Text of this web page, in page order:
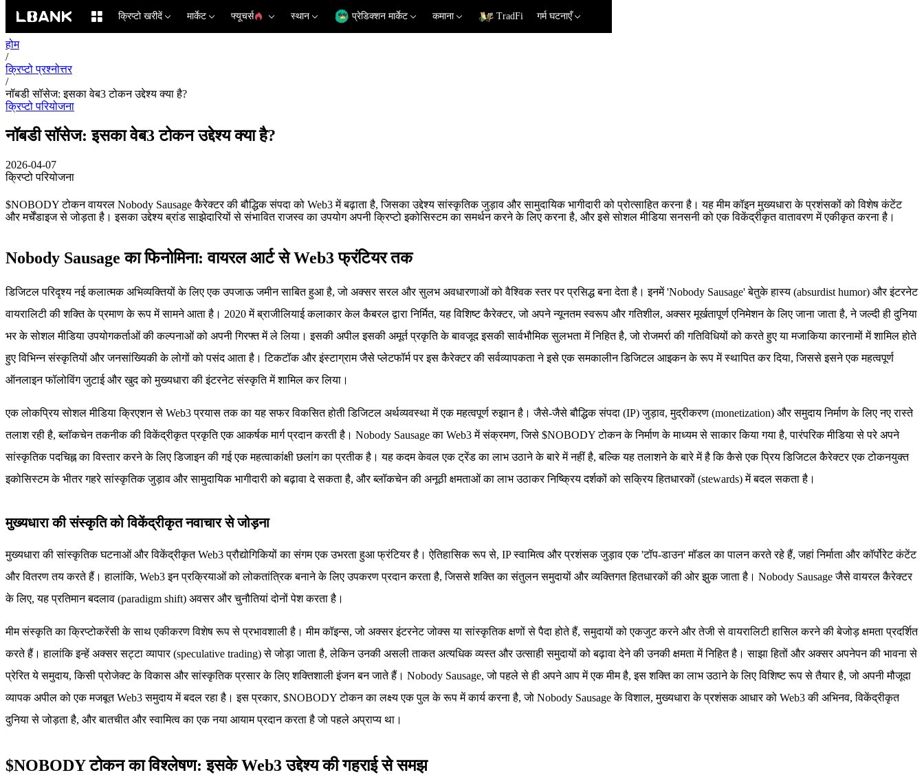
क्रिप्टो खरीदें मार्केट फ्यूचर्स स्थान प्रेडिक्शन मार्केट कमाना TradFi गर्म घटनाएँ
होम
/
क्रिप्टो प्रश्नोत्तर
/
नॉबडी सॉसेज: इसका वेब3 टोकन उद्देश्य क्या है?
क्रिप्टो परियोजना
नॉबडी सॉसेज: इसका वेब3 टोकन उद्देश्य क्या है?
2026-04-07
क्रिप्टो परियोजना
$NOBODY टोकन वायरल Nobody Sausage कैरेक्टर की बौद्धिक संपदा को Web3 में बढ़ाता है, जिसका उद्देश्य सांस्कृतिक जुड़ाव और सामुदायिक भागीदारी को प्रोत्साहित करना है। यह मीम कॉइन मुख्यधारा के प्रशंसकों को विशेष कंटेंट
और मर्चेंडाइज से जोड़ता है। इसका उद्देश्य ब्रांड साझेदारियों से संभावित राजस्व का उपयोग अपनी क्रिप्टो इकोसिस्टम का समर्थन करने के लिए करना है, और इसे सोशल मीडिया सनसनी को एक विकेंद्रीकृत वातावरण में एकीकृत करना है।
Nobody Sausage का फिनोमिना: वायरल आर्ट से Web3 फ्रंटियर तक
डिजिटल परिदृश्य नई कलात्मक अभिव्यक्तियों के लिए एक उपजाऊ जमीन साबित हुआ है, जो अक्सर सरल और सुलभ अवधारणाओं को वैश्विक स्तर पर प्रसिद्ध बना देता है। इनमें 'Nobody Sausage' बेतुके हास्य (absurdist humor) और इंटरनेट
वायरालिटी की शक्ति के प्रमाण के रूप में सामने आता है। 2020 में ब्राजीलियाई कलाकार केल कैबरल द्वारा निर्मित, यह विशिष्ट कैरेक्टर, जो अपने न्यूनतम स्वरूप और गतिशील, अक्सर मूर्खतापूर्ण एनिमेशन के लिए जाना जाता है, ने जल्दी ही दुनिया
भर के सोशल मीडिया उपयोगकर्ताओं की कल्पनाओं को अपनी गिरफ्त में ले लिया। इसकी अपील इसकी अमूर्त प्रकृति के बावजूद इसकी सार्वभौमिक सुलभता में निहित है, जो रोजमर्रा की गतिविधियों को करते हुए या मजाकिया कारनामों में शामिल होते
हुए विभिन्न संस्कृतियों और जनसांख्यिकी के लोगों को पसंद आता है। टिकटॉक और इंस्टाग्राम जैसे प्लेटफॉर्म पर इस कैरेक्टर की सर्वव्यापकता ने इसे एक समकालीन डिजिटल आइकन के रूप में स्थापित कर दिया, जिससे इसने एक महत्वपूर्ण
ऑनलाइन फॉलोविंग जुटाई और खुद को मुख्यधारा की इंटरनेट संस्कृति में शामिल कर लिया।
एक लोकप्रिय सोशल मीडिया क्रिएशन से Web3 प्रयास तक का यह सफर विकसित होती डिजिटल अर्थव्यवस्था में एक महत्वपूर्ण रुझान है। जैसे-जैसे बौद्धिक संपदा (IP) जुड़ाव, मुद्रीकरण (monetization) और समुदाय निर्माण के लिए नए रास्ते
तलाश रही है, ब्लॉकचेन तकनीक की विकेंद्रीकृत प्रकृति एक आकर्षक मार्ग प्रदान करती है। Nobody Sausage का Web3 में संक्रमण, जिसे $NOBODY टोकन के निर्माण के माध्यम से साकार किया गया है, पारंपरिक मीडिया से परे अपने
सांस्कृतिक पदचिह्न का विस्तार करने के लिए डिजाइन की गई एक महत्वाकांक्षी छलांग का प्रतीक है। यह कदम केवल एक ट्रेंड का लाभ उठाने के बारे में नहीं है, बल्कि यह तलाशने के बारे में है कि कैसे एक प्रिय डिजिटल कैरेक्टर एक टोकनयुक्त
इकोसिस्टम के भीतर गहरे सांस्कृतिक जुड़ाव और सामुदायिक भागीदारी को बढ़ावा दे सकता है, और ब्लॉकचेन की अनूठी क्षमताओं का लाभ उठाकर निष्क्रिय दर्शकों को सक्रिय हितधारकों (stewards) में बदल सकता है।
मुख्यधारा की संस्कृति को विकेंद्रीकृत नवाचार से जोड़ना
मुख्यधारा की सांस्कृतिक घटनाओं और विकेंद्रीकृत Web3 प्रौद्योगिकियों का संगम एक उभरता हुआ फ्रंटियर है। ऐतिहासिक रूप से, IP स्वामित्व और प्रशंसक जुड़ाव एक 'टॉप-डाउन' मॉडल का पालन करते रहे हैं, जहां निर्माता और कॉर्पोरेट कंटेंट
और वितरण तय करते हैं। हालांकि, Web3 इन प्रक्रियाओं को लोकतांत्रिक बनाने के लिए उपकरण प्रदान करता है, जिससे शक्ति का संतुलन समुदायों और व्यक्तिगत हितधारकों की ओर झुक जाता है। Nobody Sausage जैसे वायरल कैरेक्टर
के लिए, यह प्रतिमान बदलाव (paradigm shift) अवसर और चुनौतियां दोनों पेश करता है।
मीम संस्कृति का क्रिप्टोकरेंसी के साथ एकीकरण विशेष रूप से प्रभावशाली है। मीम कॉइन्स, जो अक्सर इंटरनेट जोक्स या सांस्कृतिक क्षणों से पैदा होते हैं, समुदायों को एकजुट करने और तेजी से वायरालिटी हासिल करने की बेजोड़ क्षमता प्रदर्शित
करते हैं। हालांकि इन्हें अक्सर सट्टा व्यापार (speculative trading) से जोड़ा जाता है, लेकिन उनकी असली ताकत अत्यधिक व्यस्त और उत्साही समुदायों को बढ़ावा देने की उनकी क्षमता में निहित है। साझा हितों और अक्सर अपनेपन की भावना से
प्रेरित ये समुदाय, किसी प्रोजेक्ट के विकास और सांस्कृतिक प्रसार के लिए शक्तिशाली इंजन बन जाते हैं। Nobody Sausage, जो पहले से ही अपने आप में एक मीम है, इस शक्ति का लाभ उठाने के लिए विशिष्ट रूप से तैयार है, जो अपनी मौजूदा
व्यापक अपील को एक मजबूत Web3 समुदाय में बदल रहा है। इस प्रकार, $NOBODY टोकन का लक्ष्य एक पुल के रूप में कार्य करना है, जो Nobody Sausage के विशाल, मुख्यधारा के प्रशंसक आधार को Web3 की अभिनव, विकेंद्रीकृत
दुनिया से जोड़ता है, और बातचीत और स्वामित्व का एक नया आयाम प्रदान करता है जो पहले अप्राप्य था।
$NOBODY टोकन का विश्लेषण: इसके Web3 उद्देश्य की गहराई से समझ